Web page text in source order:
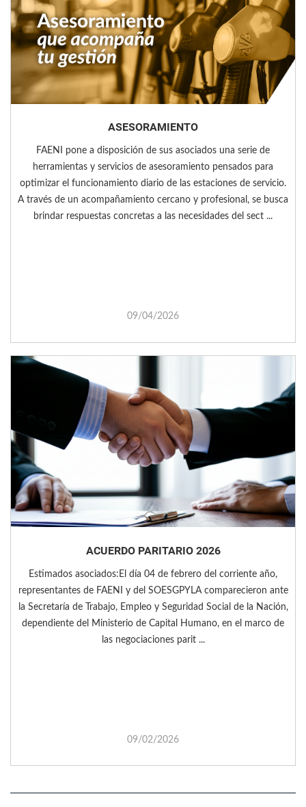
ASESORAMIENTO
FAENI pone a disposición de sus asociados una serie de
herramientas y servicios de asesoramiento pensados para
optimizar el funcionamiento diario de las estaciones de servicio.
A través de un acompañamiento cercano y profesional, se busca
brindar respuestas concretas a las necesidades del sect ...
09/04/2026
ACUERDO PARITARIO 2026
Estimados asociados:El día 04 de febrero del corriente año,
representantes de FAENI y del SOESGPYLA comparecieron ante
la Secretaría de Trabajo, Empleo y Seguridad Social de la Nación,
dependiente del Ministerio de Capital Humano, en el marco de
las negociaciones parit ...
09/02/2026